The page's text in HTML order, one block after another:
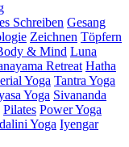
Schreiben Gesang
Zeichnen Töpfern
& Mind Luna
Retreat Hatha
Yoga Tantra Yoga
Yoga Sivananda
Pilates Power Yoga
Yoga Iyengar